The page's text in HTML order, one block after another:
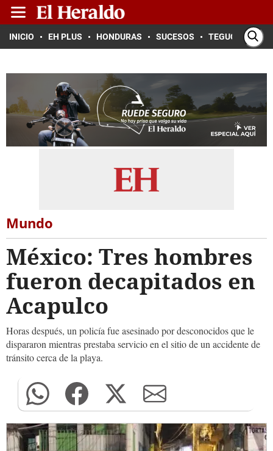
INICIO EH PLUS HONDURAS SUCESOS TEGUCIGALPA
Mundo
México: Tres hombres
fueron decapitados en
Acapulco
Horas después, un policía fue asesinado por desconocidos que le
dispararon mientras prestaba servicio en el sitio de un accidente de
tránsito cerca de la playa.